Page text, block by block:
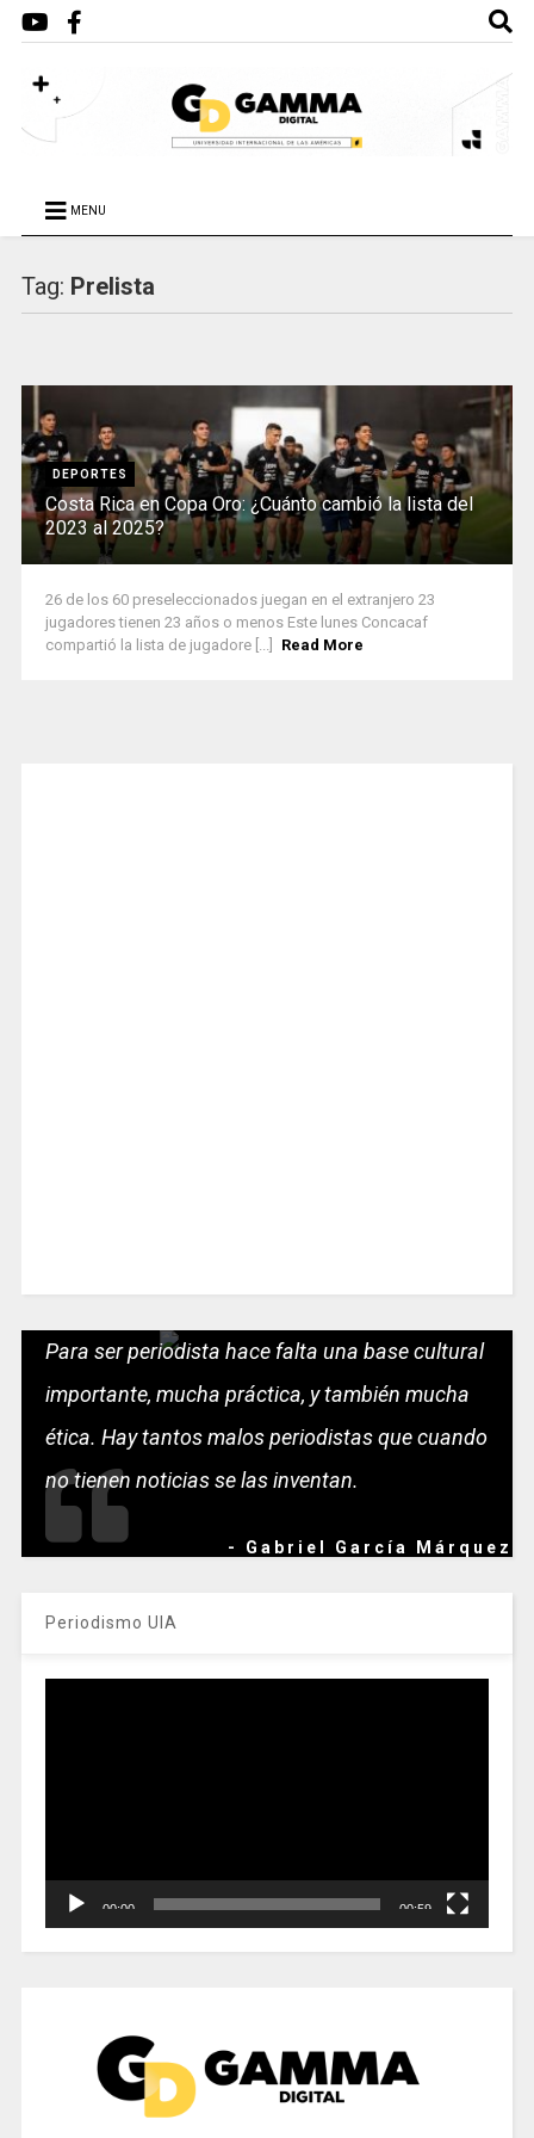
MENU
Tag: Prelista
DEPORTES
Costa Rica en Copa Oro: ¿Cuánto cambió la lista del
2023 al 2025?
26 de los 60 preseleccionados juegan en el extranjero 23
jugadores tienen 23 años o menos Este lunes Concacaf
compartió la lista de jugadore [...]
Read More
Para ser periodista hace falta una base cultural
importante, mucha práctica, y también mucha
ética. Hay tantos malos periodistas que cuando
no tienen noticias se las inventan.
- Gabriel García Márquez
Periodismo UIA
00:00 00:59